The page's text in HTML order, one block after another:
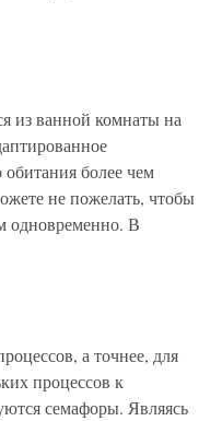
из ванной комнаты на
более чем
не пожелать, чтобы
одновременно. В
а точнее, для
процессов к
семафоры. Являясь